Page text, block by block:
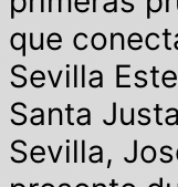
que
Sevilla
Santa
Sevilla,